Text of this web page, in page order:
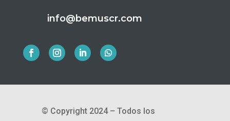
info@bemuscr.com
© Copyright 2024 – Todos los